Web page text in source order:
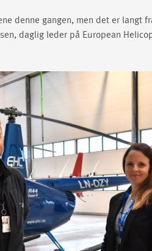
denne gangen, men det er langt
daglig leder på European